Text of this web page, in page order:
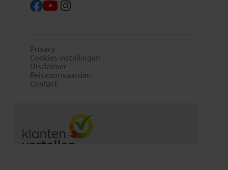
Privacy
Cookies instellingen
Disclaimer
Reisvoorwaarden
Contact